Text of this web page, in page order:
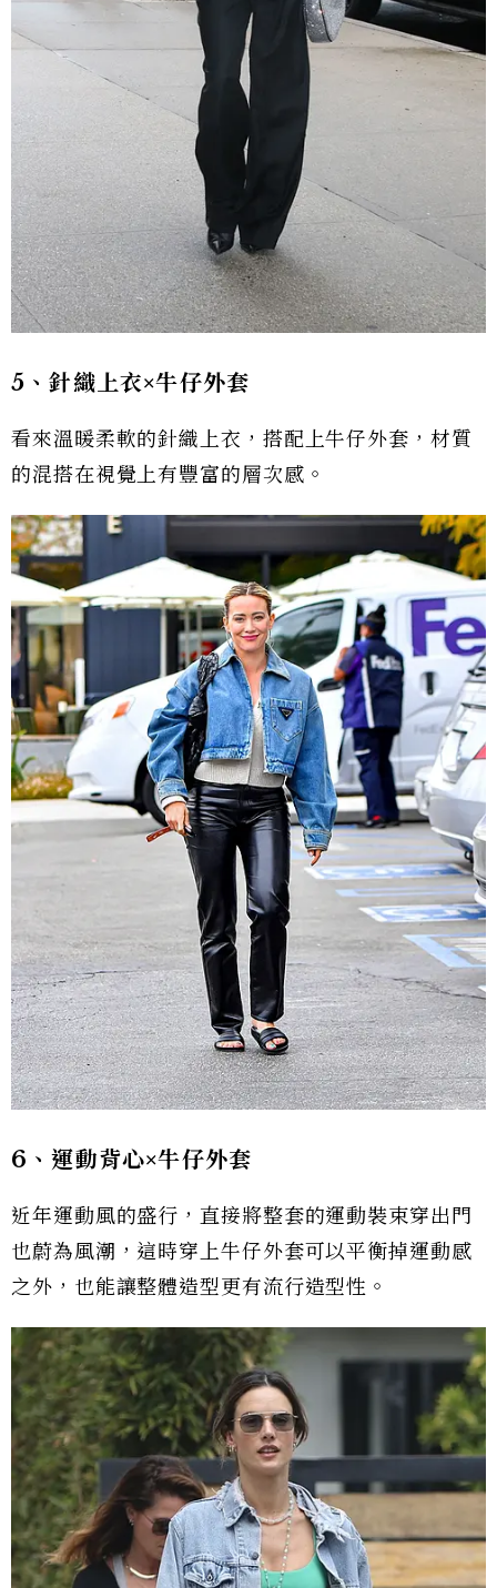
5、針織上衣×牛仔外套
看來溫暖柔軟的針織上衣，搭配上牛仔外套，材質
的混搭在視覺上有豐富的層次感。
6、運動背心×牛仔外套
近年運動風的盛行，直接將整套的運動裝束穿出門
也蔚為風潮，這時穿上牛仔外套可以平衡掉運動感
之外，也能讓整體造型更有流行造型性。